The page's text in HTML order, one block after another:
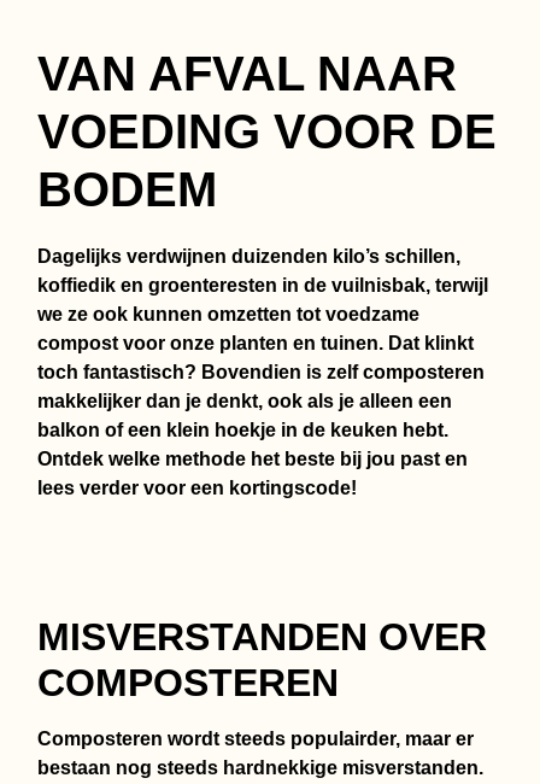
VAN AFVAL NAAR
VOEDING VOOR DE
BODEM
Dagelijks verdwijnen duizenden kilo’s schillen,
koffiedik en groenteresten in de vuilnisbak, terwijl
we ze ook kunnen omzetten tot voedzame
compost voor onze planten en tuinen. Dat klinkt
toch fantastisch? Bovendien is zelf composteren
makkelijker dan je denkt, ook als je alleen een
balkon of een klein hoekje in de keuken hebt.
Ontdek welke methode het beste bij jou past en
lees verder voor een kortingscode!
MISVERSTANDEN OVER
COMPOSTEREN
Composteren wordt steeds populairder, maar er
bestaan nog steeds hardnekkige misverstanden.